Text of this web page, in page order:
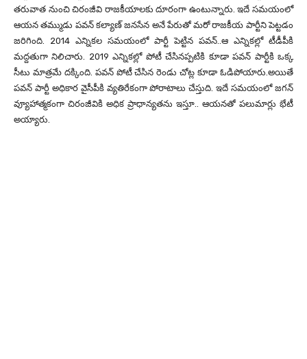
తరువాత నుంచి చిరంజీవి రాజకీయాలకు దూరంగా ఉంటున్నారు. ఇదే సమయంలో
ఆయన తమ్ముడు పవన్ కల్యాణ్ జనసేన అనే పేరుతో మరో రాజకీయ పార్టీని పెట్టడం
జరిగింది. 2014 ఎన్నికల సమయంలో పార్టీ పెట్టిన పవన్..ఆ ఎన్నికల్లో టీడీపీకి
మద్దతుగా నిలిచారు. 2019 ఎన్నికల్లో పోటీ చేసినప్పటికి కూడా పవన్ పార్టీకి ఒక్క
సీటు మాత్రమే దక్కింది. పవన్ పోటీ చేసిన రెండు చోట్ల కూడా ఓడిపోయారు.అయితే
పవన్ పార్టీ అధికార వైసీపీకి వ్యతిరేకంగా పోరాటాలు చేస్తుది. ఇదే సమయంలో జగన్
వ్యూహాత్మకంగా చిరంజీవికి అధిక ప్రాధాన్యతను ఇస్తూ.. ఆయనతో పలుమార్లు భేటీ
అయ్యారు.